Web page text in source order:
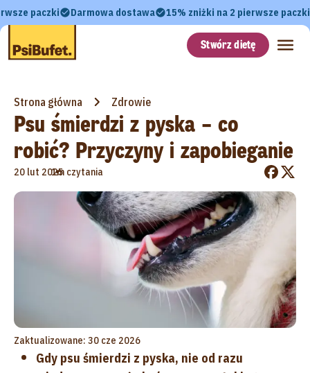
paczki Darmowa dostawa 15% zniżki na 2 pierwsze paczki
Stwórz dietę
Strona główna Zdrowie
Psu śmierdzi z pyska – co
robić? Przyczyny i zapobieganie
20 lut 2025
•
1m czytania
Zaktualizowane: 30 cze 2026
Gdy psu śmierdzi z pyska, nie od razu